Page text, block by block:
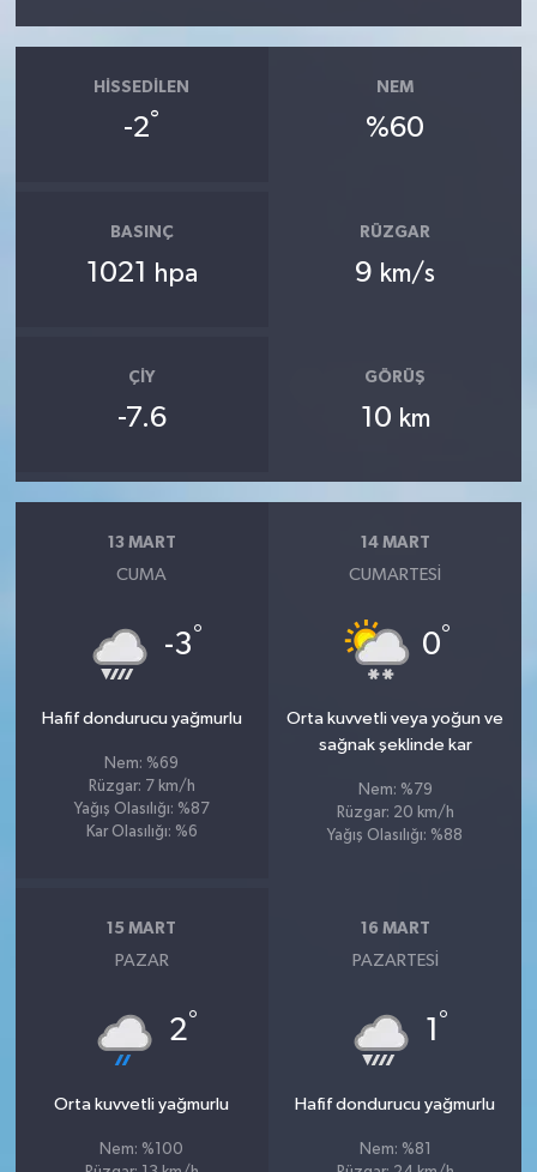
HISSEDILEN
-2°
NEM
%60
BASINÇ
1021 hpa
RÜZGAR
9 km/s
ÇIY
-7.6
GÖRÜŞ
10 km
13 MART
CUMA
-3°
Hafif dondurucu yağmurlu
Nem: %69
Rüzgar: 7 km/h
Yağış Olasılığı: %87
Kar Olasılığı: %6
14 MART
CUMARTESI
0°
Orta kuvvetli veya yoğun ve
sağnak şeklinde kar
Nem: %79
Rüzgar: 20 km/h
Yağış Olasılığı: %88
15 MART
PAZAR
2°
Orta kuvvetli yağmurlu
Nem: %100
16 MART
PAZARTESI
1 °
Hafif dondurucu yağmurlu
Nem: %81